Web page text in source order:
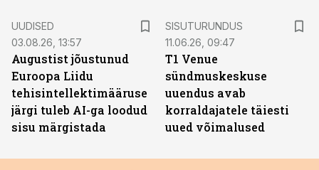
UUDISED
03.08.26, 13:57
Augustist jõustunud
Euroopa Liidu
tehisintellektimääruse
järgi tuleb AI-ga loodud
sisu märgistada
SISUTURUNDUS
11.06.26, 09:47
T1 Venue
sündmuskeskuse
uuendus avab
korraldajatele täiesti
uued võimalused